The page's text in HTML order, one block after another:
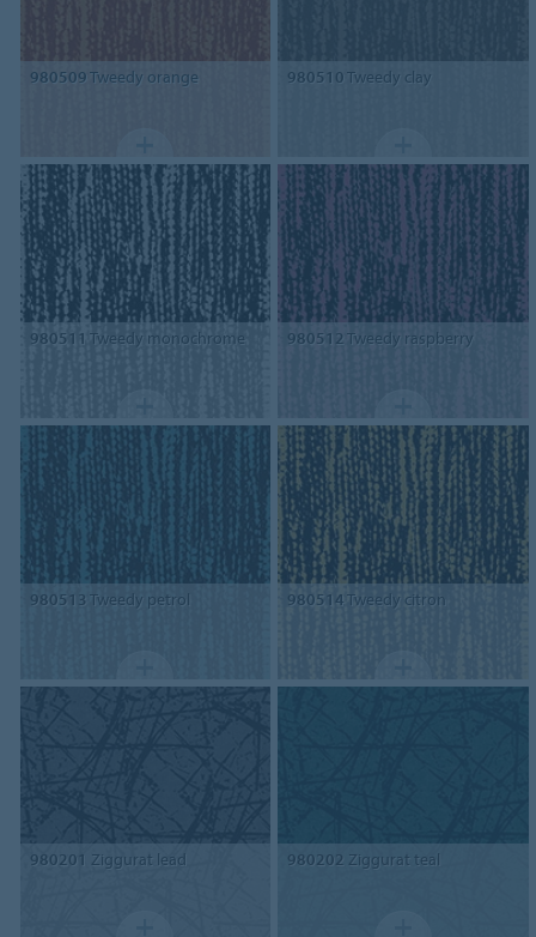
980509Tweedy orange 980510Tweedy clay
980511 Tweedy monochrome 980512Tweedy raspberry
980513 Tweedy petrol 980514Tweedy citron
980201 Ziggurat lead 980202 Ziggurat teal